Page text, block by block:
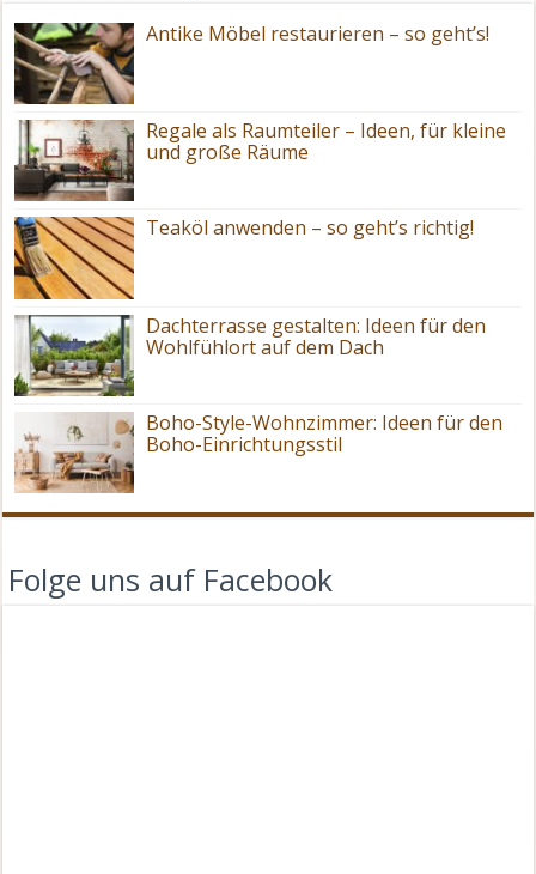
Antike Möbel restaurieren – so geht’s!
Regale als Raumteiler – Ideen, für kleine
und große Räume
Teaköl anwenden – so geht’s richtig!
Dachterrasse gestalten: Ideen für den
Wohlfühlort auf dem Dach
Boho-Style-Wohnzimmer: Ideen für den
Boho-Einrichtungsstil
Folge uns auf Facebook